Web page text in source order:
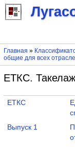
Главная »
общие для всех
ЕТКС.
ЕТКС
Выпуск 1